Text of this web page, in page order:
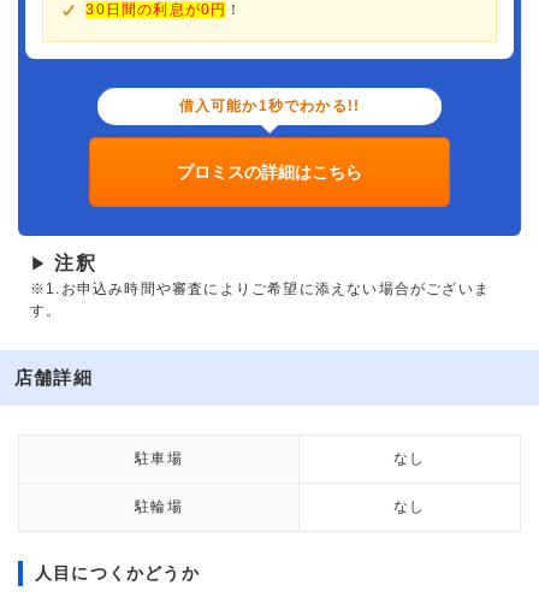
30日間の利息が0円 ！
借入可能か1秒でわかる!!
プロミスの詳細はこちら
▶ 注釈
※1.お申込み時間や審査によりご希望に添えない場合がございま
す。
店舗詳細
駐車場 なし
駐輪場 なし
人目につくかどうか